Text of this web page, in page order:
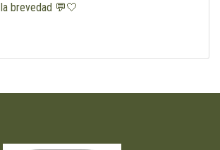
brevedad 💬🤍